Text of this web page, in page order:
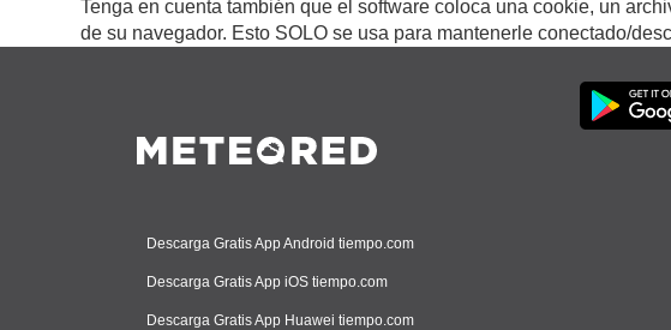
Tenga en cuenta también que el software coloca una cookie, un
de su navegador. Esto SOLO se usa para mantenerle conectado/
Descarga Gratis App Android tiempo.com
Descarga Gratis App iOS tiempo.com
Descarga Gratis App Huawei tiempo.com